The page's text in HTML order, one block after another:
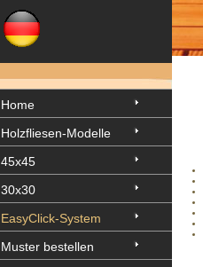
Home
Holzfliesen-Modelle
45x45
30x30
EasyClick-System
Muster bestellen